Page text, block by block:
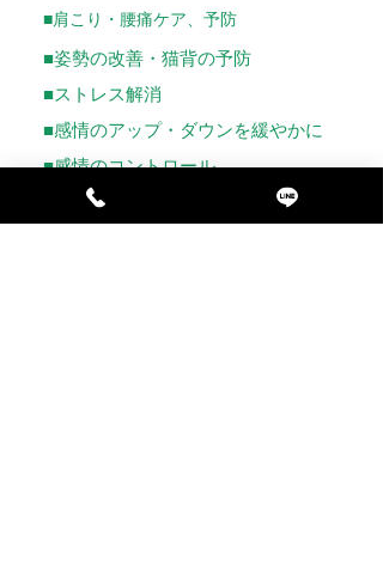
■肩こり・腰痛ケア、予防
■姿勢の改善・猫背の予防
■ストレス解消
■感情のアップ・ダウンを緩やかに
■感情のコントロール
■自己肯定感が高まる